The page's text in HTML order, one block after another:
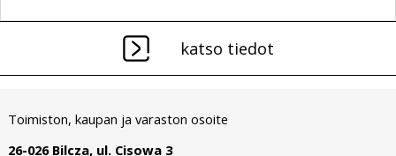
katso tiedot
Toimiston, kaupan ja varaston osoite
26-026 Bilcza, ul. Cisowa 3